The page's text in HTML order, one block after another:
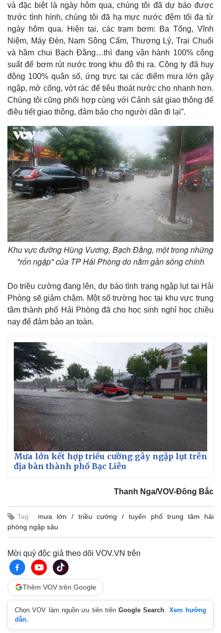
Kinh tế
Bất động sản
Khởi nghiệp
Thị trường
Giá vàng
Tiêu dùng
Tỷ giá
Chứng khoán
Giá cà phê
và đặc biệt là ngày hôm qua, chúng tôi đã dự báo được
trước tình hình, chúng tôi đã hạ mực nước đệm tối đa từ
ngày hôm qua. Hiện tại, các trạm bơm: Ba Tổng, Vĩnh
Niệm, Máy Đèn, Nam Sông Cấm, Thượng Lý, Trại Chuối
và hầm chui Bạch Đằng…thì đang vận hành 100% công
suất để bơm rút nước trong khu đô thị ra. Công ty đã huy
động 100% quân số, ứng trực tại các điểm mưa lớn gây
ngập, mở cống, vớt rác để tiêu thoát nước cho nhanh hơn.
Chúng tôi cũng phối hợp cùng với Cảnh sát giao thông để
điều tiết giao thông, đảm bảo cho người dân đi lại”.
Khu vực đường Hùng Vương, Bạch Đằng, một trong những
"rốn ngập" của TP Hải Phòng do nằm gần sông chính
Do triều cường đang lên, dự báo tình trạng ngập lụt tại Hải
Phòng sẽ giảm chậm. Một số trường học tại khu vực trung
tâm thành phố Hải Phòng đã cho học sinh nghỉ học chiều
nay để đảm bảo an toàn.
Mưa lớn kết hợp triều cường gây ngập lụt trên
địa bàn thành phố Bạc Liêu
Thanh Nga/VOV-Đông Bắc
Tag: mưa lớn triều cường
tuyến phố trung tâm hải
phòng ngập sâu
Mời quý độc giả theo dõi VOV.VN trên
Thêm VOV trên Google
Chọn VOV làm nguồn ưu tiên trênGoogle Search
Xem hướng
dẫn.